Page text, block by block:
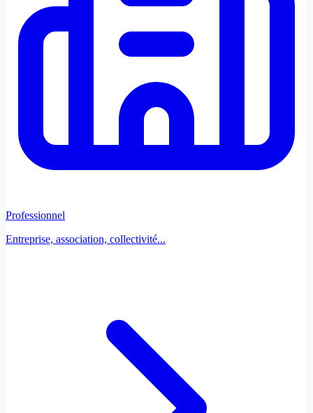
Professionnel
Entreprise, association, collectivité...